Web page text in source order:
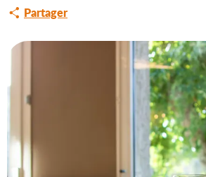
Partager